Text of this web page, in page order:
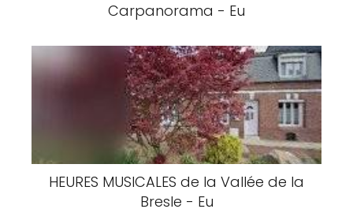
Carpanorama - Eu
HEURES MUSICALES de la Vallée de la
Bresle - Eu